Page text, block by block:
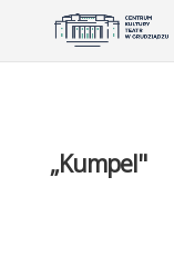
„Kumpel"